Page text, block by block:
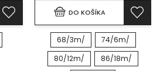
DO KOŠÍKA
68/3m/
74/6m/
80/12m/
86/18m/